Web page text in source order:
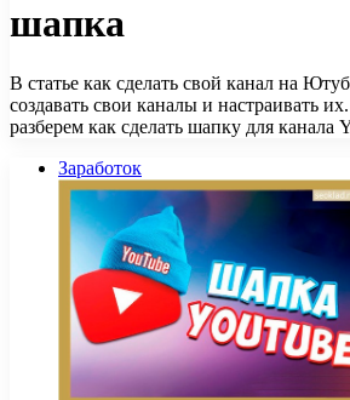
шапка
В статье как сделать свой канал на
создавать свои каналы и настраивать
разберем как сделать шапку для канала
Заработок